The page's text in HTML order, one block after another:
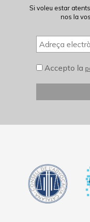
Si voleu estar
nos la
Accepto la